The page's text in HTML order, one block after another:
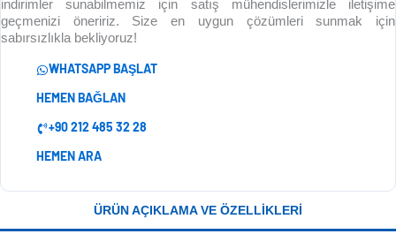
indirimler sunabilmemiz için satış mühendislerimizle iletişime
geçmenizi öneririz. Size en uygun çözümleri sunmak için
sabırsızlıkla bekliyoruz!
WHATSAPP BAŞLAT
HEMEN BAĞLAN
+90 212 485 32 28
HEMEN ARA
ÜRÜN AÇIKLAMA VE ÖZELLIKLERI